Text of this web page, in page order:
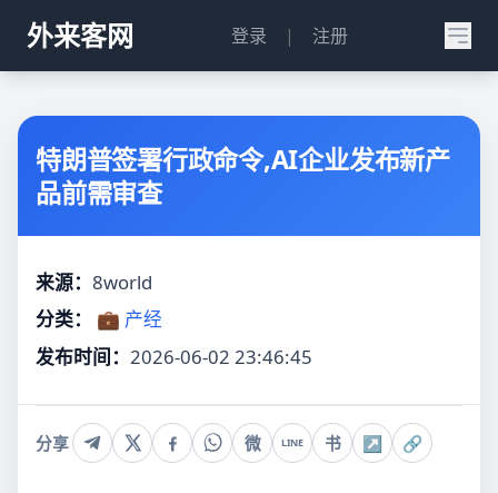
外来客网 登录 | 注册
特朗普签署行政命令,AI企业发布新产
品前需审查
来源： 8world
分类：
💼 产经
发布时间： 2026-06-02 23:46:45
分享 微 LINE 书 ↗ 🔗